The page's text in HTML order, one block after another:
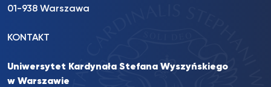
01-938 Warszawa
KONTAKT
Uniwersytet Kardynała Stefana Wyszyńskiego
w Warszawie